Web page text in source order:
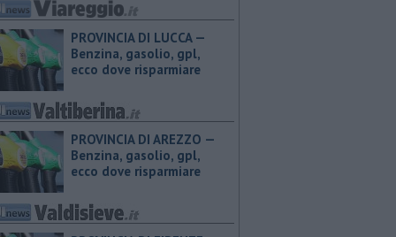
PROVINCIA DI LUCCA — ​
Benzina, gasolio, gpl,
ecco dove risparmiare
PROVINCIA DI AREZZO — ​
Benzina, gasolio, gpl,
ecco dove risparmiare